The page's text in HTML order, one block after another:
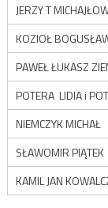
JERZY T
KOZIOŁ
PAWEŁ ŁUKASZ
POTERA LIDIA i
NIEMCZYK MICHAŁ
SŁAWOMIR PIĄTEK
KAMIL JAN